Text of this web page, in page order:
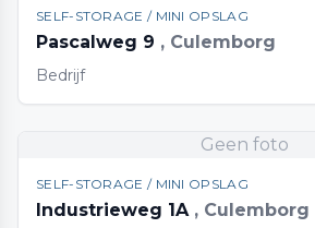
SELF-STORAGE / MINI OPSLAG
Pascalweg 9 , Culemborg
Bedrijf
Geen foto
SELF-STORAGE / MINI OPSLAG
Industrieweg 1A , Culemborg